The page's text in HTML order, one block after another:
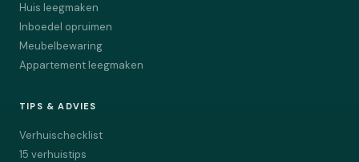
Huis leegmaken
Inboedel opruimen
Meubelbewaring
Appartement leegmaken
TIPS & ADVIES
Verhuischecklist
15 verhuistips